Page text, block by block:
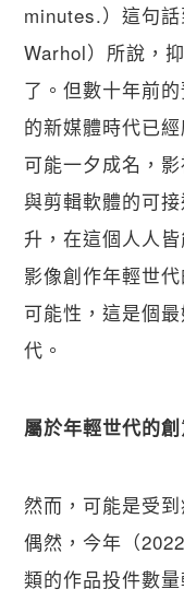
minutes.）這句
Warhol）所說，
了。但數十年前
的新媒體時代已
可能一夕成名，
與剪輯軟體的可
升，在這個人人
影像創作年輕世
可能性，這是個
代。
屬於年輕世代的
然而，可能是受
偶然，今年（
類的作品投件數